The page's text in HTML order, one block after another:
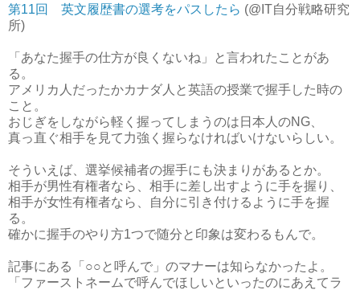
第11回 英文履歴書の選考をパスしたら (@IT自分戦略研究
所)
「あなた握手の仕方が良くないね」と言われたことがあ
る。
アメリカ人だったかカナダ人と英語の授業で握手した時の
こと。
おじぎをしながら軽く握ってしまうのは日本人のNG、
真っ直ぐ相手を見て力強く握らなければいけないらしい。
そういえば、選挙候補者の握手にも決まりがあるとか。
相手が男性有権者なら、相手に差し出すように手を握り、
相手が女性有権者なら、自分に引き付けるように手を握
る。
確かに握手のやり方1つで随分と印象は変わるもんで。
記事にある「○○と呼んで」のマナーは知らなかったよ。
「ファーストネームで呼んでほしいといったのにあえてラ